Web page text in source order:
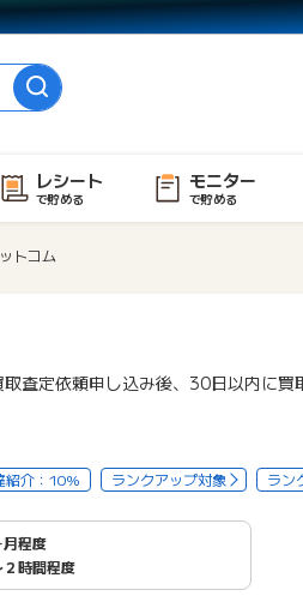
レシート
で貯める
モニター
で貯める
トコム
査定依頼申し込み後、30日以内に買
紹介：10% ランクアップ対象 ラン
月程度
２時間程度